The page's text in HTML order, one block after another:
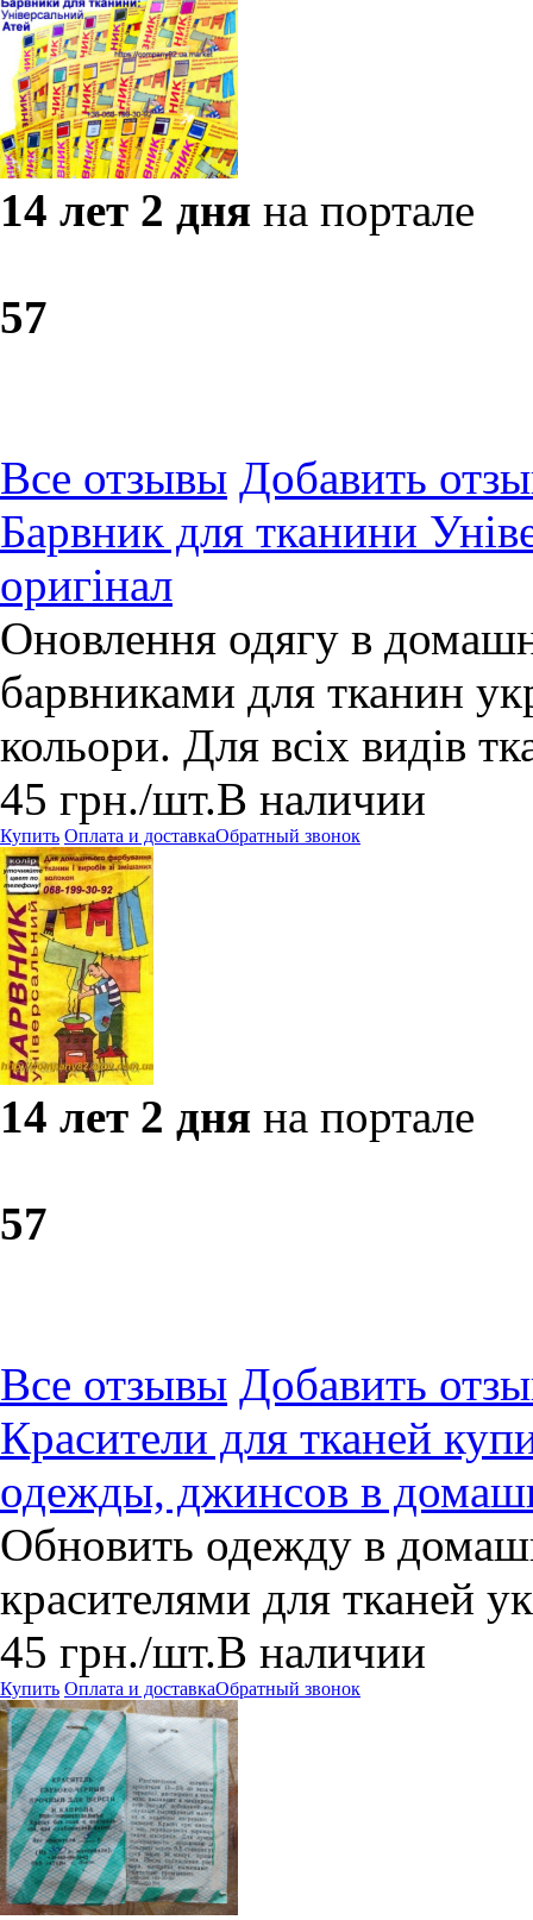
14 лет 2 дня на портале
57
Все отзывы Добавить
Барвник для тканини
оригінал
Оновлення одягу в
барвниками для тканин
кольори. Для всіх видів
45 грн./шт.В наличии
Купить Оплата и доставкаОбратный звонок
14 лет 2 дня на портале
57
Все отзывы Добавить
Красители для тканей
одежды, джинсов в
Обновить одежду в
красителями для тканей
45 грн./шт.В наличии
Купить Оплата и доставкаОбратный звонок